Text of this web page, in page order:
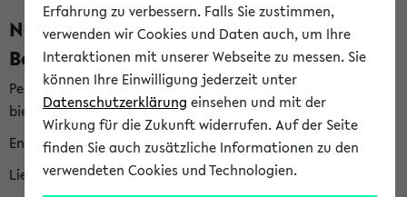
Nachhaltigkeitspreis 2026:
Bewerbungsphase gestartet (06.08.26)
Per E-Mail eingestellt von nachhaltigkeitsbuero@uni-
bielefeld.de an den Verteiler 'Alle Studierenden':
English version below
Liebe Studierende,
Erfahrung zu verbessern. Falls Sie zustimmen,
verwenden wir Cookies und Daten auch, um Ihre
Interaktionen mit unserer Webseite zu messen. Sie
können Ihre Einwilligung jederzeit unter
Datenschutzerklärung einsehen und mit der
Wirkung für die Zukunft widerrufen. Auf der Seite
finden Sie auch zusätzliche Informationen zu den
verwendeten Cookies und Technologien.